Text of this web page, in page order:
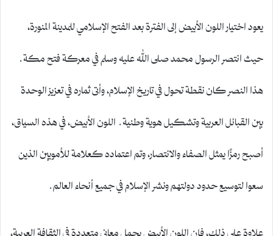
يعود اختيار اللون الأبيض إلى الفترة بعد الفتح الإسلامي للمدينة المنورة،
حيث انتصر الرسول محمد صلى الله عليه وسلم في معركة فتح مكة.
هذا النصر كان نقطة تحول في تاريخ الإسلام، وأتى ثماره في تعزيز الوحدة
بين القبائل العربية وتشكيل هوية وطنية. اللون الأبيض، في هذه السياق،
أصبح رمزًا يمثل الصفاء والانتصار، وتم اعتماده كعلامة للأمويين الذين
سعوا لتوسيع حدود دولتهم ونشر الإسلام في جميع أنحاء العالم.
علاوة على ذلك، فإن اللون الأبيض يحمل معاني متعددة في الثقافة العربية،